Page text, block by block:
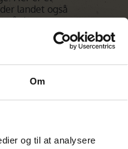
Om
og til at analysere
landet også
så de mange
besøger
snak helt
der starter i